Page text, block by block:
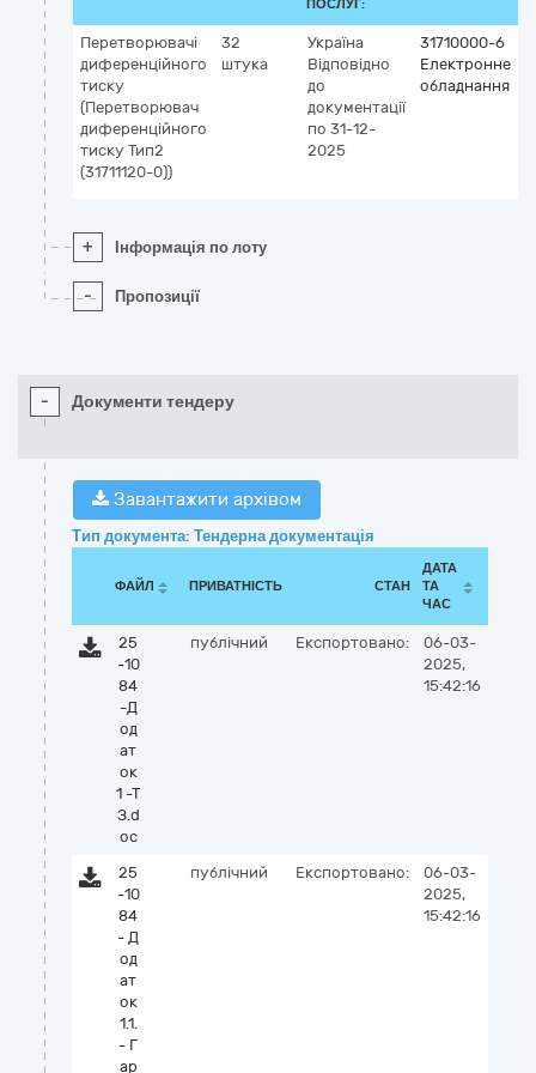
ПОСЛУГ:
Перетворювачі
диференційного
тиску
(Перетворювач
диференційного
тиску Тип2
(31711120-0))
32
штука
Україна
Відповідно
до
документації
по 31-12-
2025
31710000-6
Електронне
обладнання
+ Інформація по лоту
- Пропозиції
- Документи тендеру
Завантажити архівом
Тип документа: Тендерна документація
ФАЙЛ ПРИВАТНІСТЬ СТАН
ДАТА
ТА
ЧАС
25
-10
84
-Д
од
ат
ок
1 -Т
З.d
oc
публічний Експортовано:
06-03-
2025,
15:42:16
25
-10
84
- Д
од
ат
ок
1.1.
- Г
ар
публічний Експортовано:
06-03-
2025,
15:42:16